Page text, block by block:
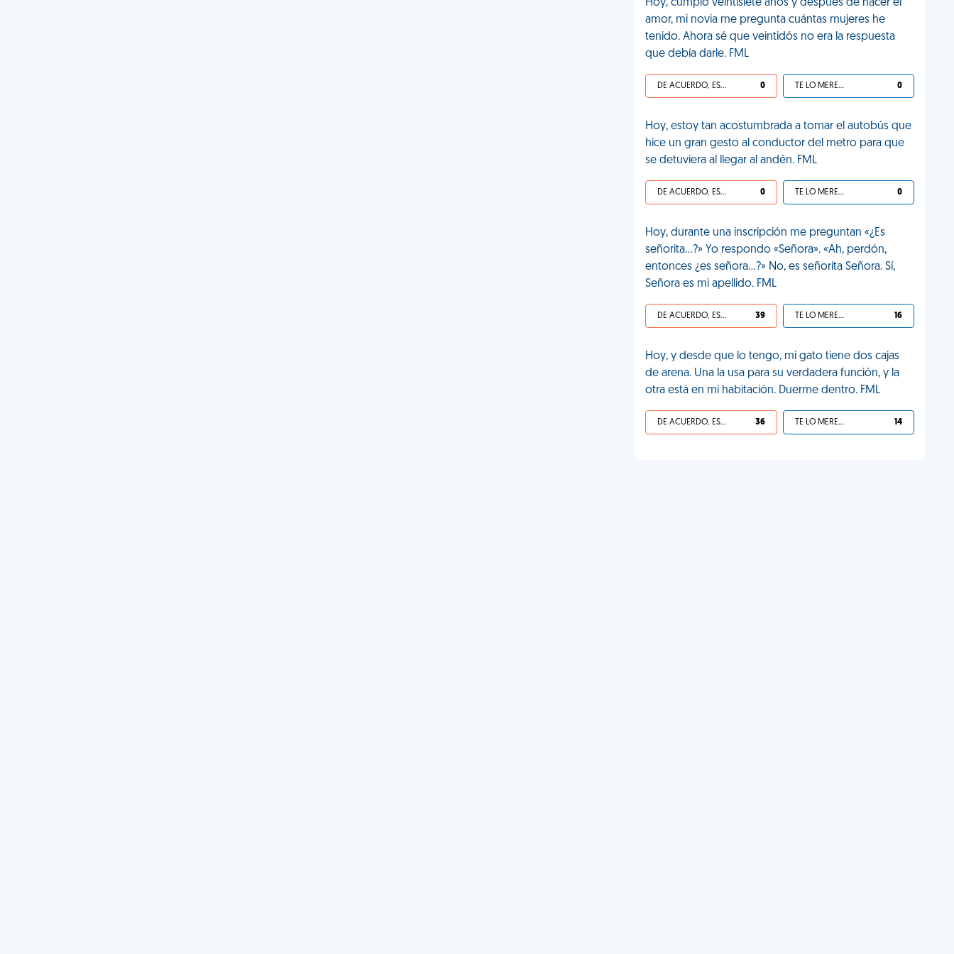
Hoy, cumplo veintisiete años y después de hacer el
amor, mi novia me pregunta cuántas mujeres he
tenido. Ahora sé que veintidós no era la respuesta
que debía darle. FML
DE ACUERDO, ES UNA VIDA HP 0 TE LO MERECES 0
Hoy, estoy tan acostumbrada a tomar el autobús que
hice un gran gesto al conductor del metro para que
se detuviera al llegar al andén. FML
DE ACUERDO, ES UNA VIDA HP 0 TE LO MERECES 0
Hoy, durante una inscripción me preguntan «¿Es
señorita...?» Yo respondo «Señora». «Ah, perdón,
entonces ¿es señora...?» No, es señorita Señora. Sí,
Señora es mi apellido. FML
DE ACUERDO, ES UNA VIDA HP 39 TE LO MERECES 16
Hoy, y desde que lo tengo, mi gato tiene dos cajas
de arena. Una la usa para su verdadera función, y la
otra está en mi habitación. Duerme dentro. FML
DE ACUERDO, ES UNA VIDA HP 36 TE LO MERECES 14